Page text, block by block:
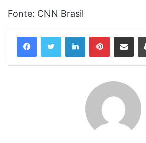
Fonte: CNN Brasil
LinkedinPinterestCompartilhar via e-mail